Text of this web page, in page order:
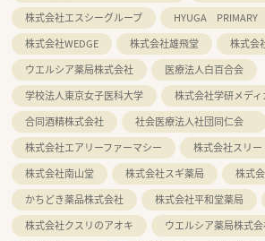
株式会社エスシーグループ
HYUGA PRIMARY
株式会社WEDGE
株式会社雄飛堂
株式会
ウエルシア薬局株式会社
医療法人白百合会
学校法人東京女子医科大学
株式会社学研メデ
合同酒精株式会社
社会医療法人社団同仁会
株式会社エアリーファーマシー
株式会社スリー
株式会社南山堂
株式会社スギ薬局
株式
かちどき薬品株式会社
株式会社平和堂薬局
株式会社クスリのアオキ
ウエルシア薬局株式